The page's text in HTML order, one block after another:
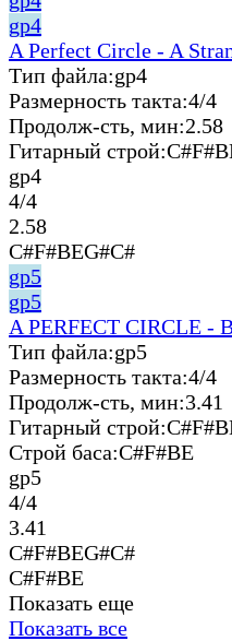
gp4
A Perfect Circle - A
Тип файла:gp4
Размерность такта:4/4
Продолж-сть, мин:2.58
Гитарный строй:
gp4
4/4
2.58
C#F#BEG#C#
gp5
gp5
A PERFECT CIRCLE -
Тип файла:gp5
Размерность такта:4/4
Продолж-сть, мин:3.41
Гитарный строй:
Строй баса:C#F#BE
gp5
4/4
3.41
C#F#BEG#C#
C#F#BE
Показать еще
Показать все